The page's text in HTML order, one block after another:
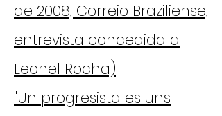
de 2008, Correio Braziliense,
entrevista concedida a
Leonel Rocha)
"Un progresista es uns